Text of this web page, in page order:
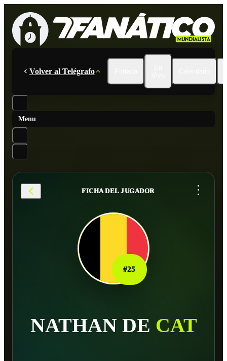
Volver al Telégrafo
Menu
FICHA DEL JUGADOR ...
#25
NATHAN DE CAT